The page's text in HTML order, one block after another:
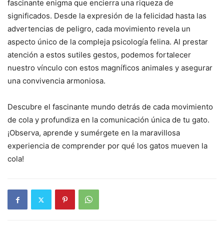
fascinante enigma que encierra una riqueza de
significados. Desde la expresión de la felicidad hasta las
advertencias de peligro, cada movimiento revela un
aspecto único de la compleja psicología felina. Al prestar
atención a estos sutiles gestos, podemos fortalecer
nuestro vínculo con estos magníficos animales y asegurar
una convivencia armoniosa.
Descubre el fascinante mundo detrás de cada movimiento
de cola y profundiza en la comunicación única de tu gato.
¡Observa, aprende y sumérgete en la maravillosa
experiencia de comprender por qué los gatos mueven la
cola!